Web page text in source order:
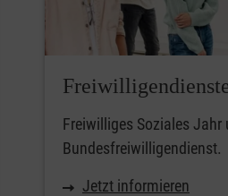
Freiwilliges Soziales Jahr
Bundesfreiwilligendienst.
Jetzt informieren